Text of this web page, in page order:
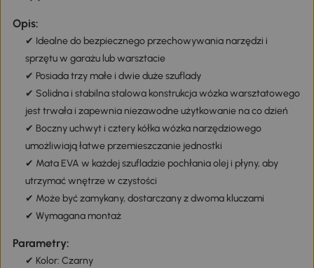
Opis:
✔ Idealne do bezpiecznego przechowywania narzędzi i
sprzętu w garażu lub warsztacie
✔ Posiada trzy małe i dwie duże szuflady
✔ Solidna i stabilna stalowa konstrukcja wózka warsztatowego
jest trwała i zapewnia niezawodne użytkowanie na co dzień
✔ Boczny uchwyt i cztery kółka wózka narzędziowego
umożliwiają łatwe przemieszczanie jednostki
✔ Mata EVA w każdej szufladzie pochłania olej i płyny, aby
utrzymać wnętrze w czystości
✔ Może być zamykany, dostarczany z dwoma kluczami
✔ Wymagana montaż
Parametry:
✔ Kolor: Czarny